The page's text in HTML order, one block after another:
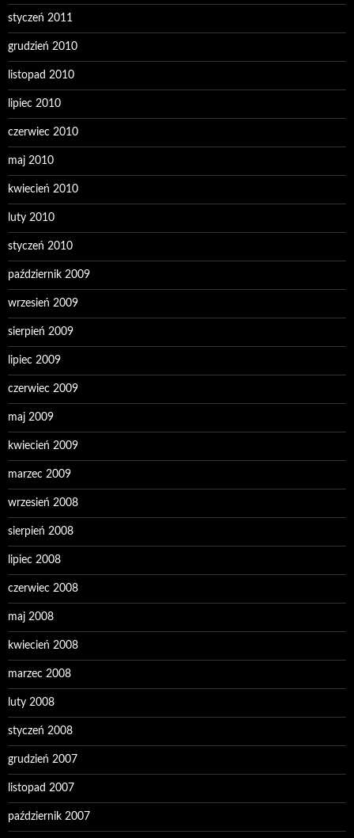
styczeń 2011
grudzień 2010
listopad 2010
lipiec 2010
czerwiec 2010
maj 2010
kwiecień 2010
luty 2010
styczeń 2010
październik 2009
wrzesień 2009
sierpień 2009
lipiec 2009
czerwiec 2009
maj 2009
kwiecień 2009
marzec 2009
wrzesień 2008
sierpień 2008
lipiec 2008
czerwiec 2008
maj 2008
kwiecień 2008
marzec 2008
luty 2008
styczeń 2008
grudzień 2007
listopad 2007
październik 2007